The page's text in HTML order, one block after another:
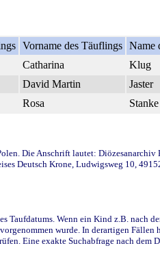
Vorname des Täuflings Name
Catharina Klug
David Martin Jaster
Rosa Stanke
Die Anschrift lautet:
Deutsch Krone, Ludwigsweg 10,
Wenn ein Kind z.B. nach
wurde. In derartigen
Eine exakte Suchabfrage nach